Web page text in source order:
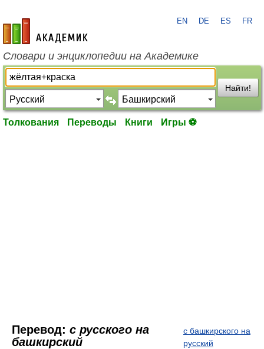
academic.ru
EN DE ES FR
Словари и энциклопедии на Академике
Найти!
Толкования Переводы Книги Игры ⚽
Перевод: с русского на
башкирский
с башкирского на
русский